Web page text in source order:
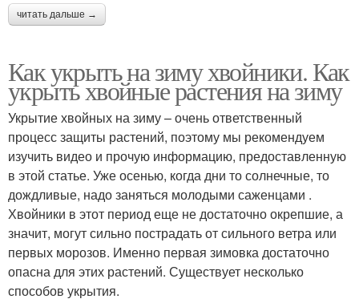
читать дальше →
Как укрыть на зиму хвойники. Как
укрыть хвойные растения на зиму
Укрытие хвойных на зиму – очень ответственный
процесс защиты растений, поэтому мы рекомендуем
изучить видео и прочую информацию, предоставленную
в этой статье. Уже осенью, когда дни то солнечные, то
дождливые, надо заняться молодыми саженцами .
Хвойники в этот период еще не достаточно окрепшие, а
значит, могут сильно пострадать от сильного ветра или
первых морозов. Именно первая зимовка достаточно
опасна для этих растений. Существует несколько
способов укрытия.